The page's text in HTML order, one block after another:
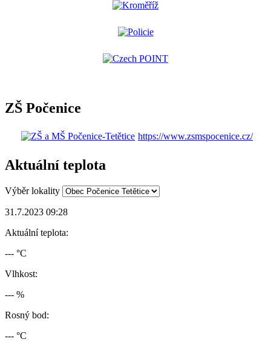
ZŠ Počenice
https://www.zsmspocenice.cz/
Aktuální teplota
Výběr lokality
31.7.2023 09:28
Aktuální teplota:
--- °C
Vlhkost:
--- %
Rosný bod:
--- °C